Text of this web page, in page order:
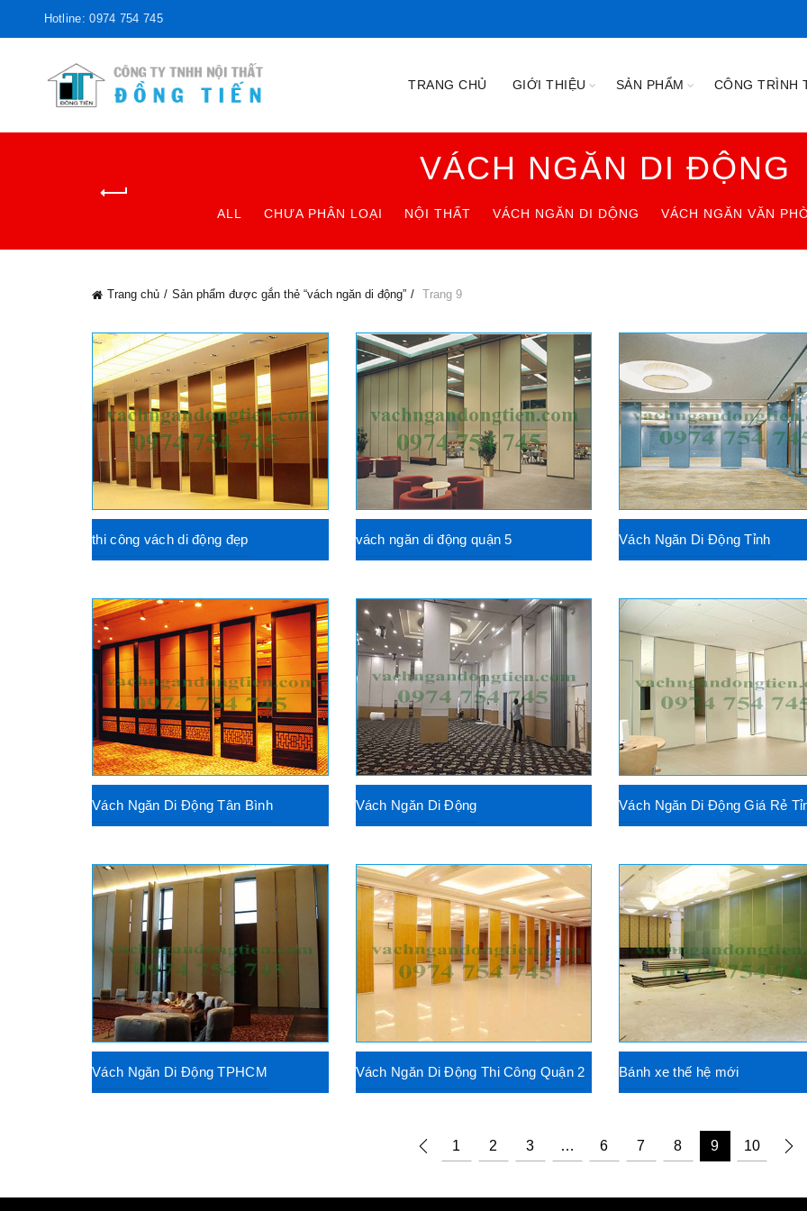
Hotline: 0974 754 745
TRANG CHỦ GIỚI THIỆU SẢN PHẨM CÔNG TRÌNH
VÁCH NGĂN DI ĐỘNG
ALL CHƯA PHÂN LOẠI NỘI THẤT VÁCH NGĂN DI DỘNG VÁCH NGĂN VĂN
Trang chủ Sản phẩm được gắn thẻ “vách ngăn di động” Trang 9
thi công vách di động đẹp vách ngăn di động quận 5 Vách Ngăn Di Động Tỉnh
Vách Ngăn Di Động Tân Bình Vách Ngăn Di Động Vách Ngăn Di Động Giá Rẻ
Vách Ngăn Di Động TPHCM Vách Ngăn Di Động Thi Công Quận 2 Bánh xe thế hệ mới
1 2 3 … 6 7 8 9 10